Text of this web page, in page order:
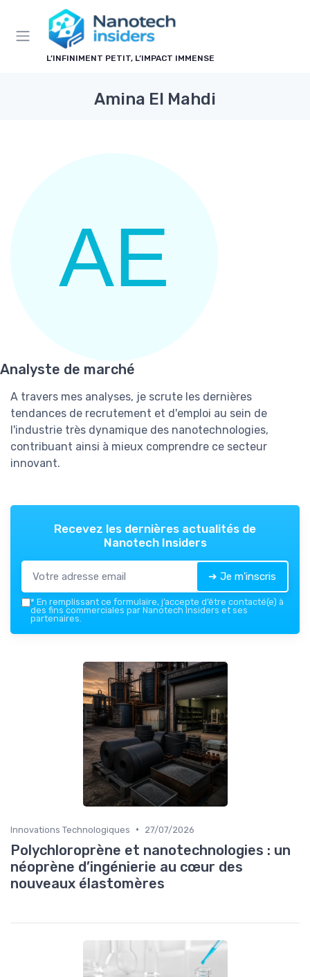
L’INFINIMENT PETIT, L’IMPACT IMMENSE
Amina El Mahdi
Analyste de marché
A travers mes analyses, je scrute les dernières
tendances de recrutement et d'emploi au sein de
l'industrie très dynamique des nanotechnologies,
contribuant ainsi à mieux comprendre ce secteur
innovant.
Recevez les dernières actualités de
Nanotech Insiders
➔ Je m'inscris
* En remplissant ce formulaire, j’accepte d’être contacté(e) à
des fins commerciales par Nanotech Insiders et ses
partenaires.
Innovations Technologiques • 27/07/2026
Polychloroprène et nanotechnologies : un
néoprène d’ingénierie au cœur des
nouveaux élastomères
Panneau de gestion des cookies